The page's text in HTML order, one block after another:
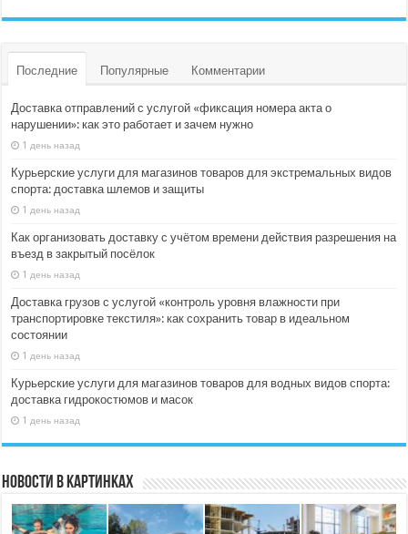
Последние Популярные Комментарии
Доставка отправлений с услугой «фиксация номера акта о
нарушении»: как это работает и зачем нужно
1 день назад
Курьерские услуги для магазинов товаров для экстремальных видов
спорта: доставка шлемов и защиты
1 день назад
Как организовать доставку с учётом времени действия разрешения на
въезд в закрытый посёлок
1 день назад
Доставка грузов с услугой «контроль уровня влажности при
транспортировке текстиля»: как сохранить товар в идеальном
состоянии
1 день назад
Курьерские услуги для магазинов товаров для водных видов спорта:
доставка гидрокостюмов и масок
1 день назад
Новости в картинках